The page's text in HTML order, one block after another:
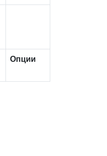
Опции